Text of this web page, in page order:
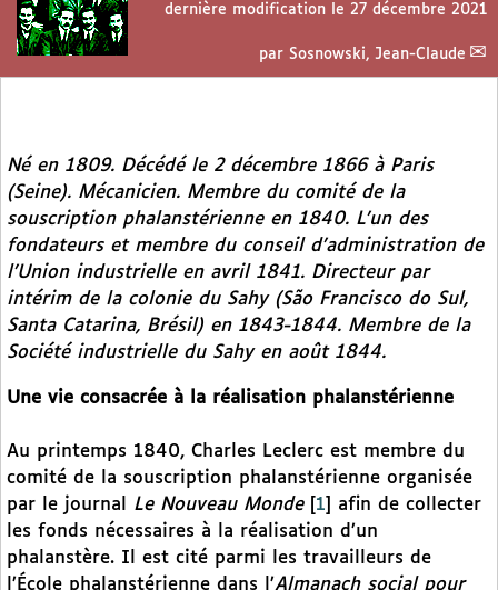
dernière modification le 27 décembre 2021
par Sosnowski, Jean-Claude
Né en 1809. Décédé le 2 décembre 1866 à Paris
(Seine). Mécanicien. Membre du comité de la
souscription phalanstérienne en 1840. L’un des
fondateurs et membre du conseil d’administration de
l’Union industrielle en avril 1841. Directeur par
intérim de la colonie du Sahy (São Francisco do Sul,
Santa Catarina, Brésil) en 1843-1844. Membre de la
Société industrielle du Sahy en août 1844.
Une vie consacrée à la réalisation phalanstérienne
Au printemps 1840, Charles Leclerc est membre du
comité de la souscription phalanstérienne organisée
par le journal Le Nouveau Monde[ 1
afin de collecter
les fonds nécessaires à la réalisation d’un
phalanstère. Il est cité parmi les travailleurs de
l’École phalanstérienne dans l’Almanach social pour